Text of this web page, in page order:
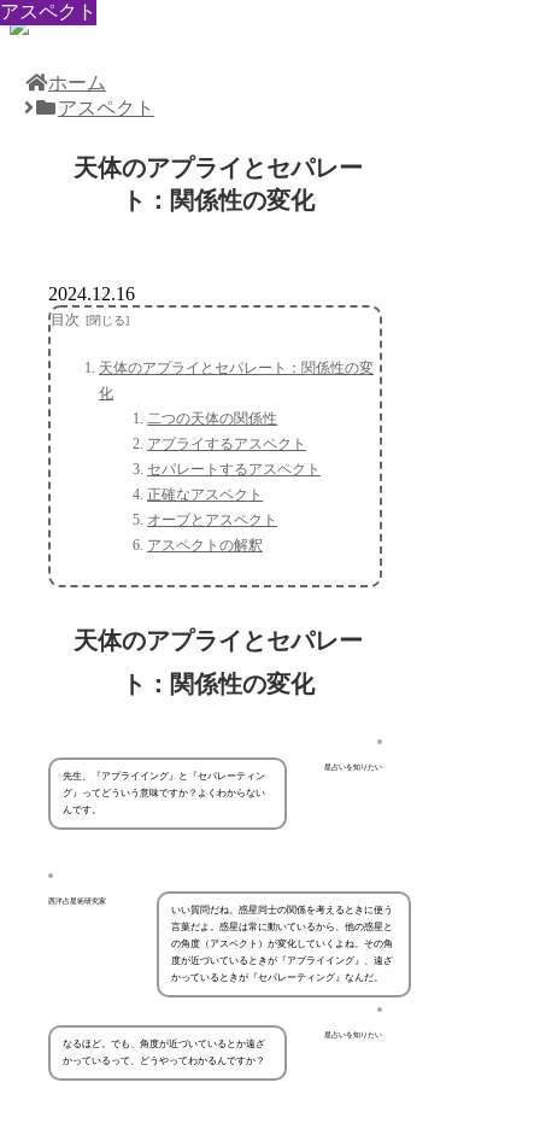
ホーム
アスペクト
天体のアプライとセパレー
ト：関係性の変化
アスペクト
2024.12.16
目次
天体のアプライとセパレート：関係性の変
化
二つの天体の関係性
アプライするアスペクト
セパレートするアスペクト
正確なアスペクト
オーブとアスペクト
アスペクトの解釈
天体のアプライとセパレー
ト：関係性の変化
星占いを知りたい
先生、『アプライイング』と『セパレーティン
グ』ってどういう意味ですか？よくわからない
んです。
西洋占星術研究家
いい質問だね。惑星同士の関係を考えるときに使う
言葉だよ。惑星は常に動いているから、他の惑星と
の角度（アスペクト）が変化していくよね。その角
度が近づいているときが『アプライイング』、遠ざ
かっているときが『セパレーティング』なんだ。
星占いを知りたい
なるほど。でも、角度が近づいているとか遠ざ
かっているって、どうやってわかるんですか？
アスペクト
アスペクト
アスペクト
アスペクト
アスペクト
アスペクト
アスペクト
アスペクト